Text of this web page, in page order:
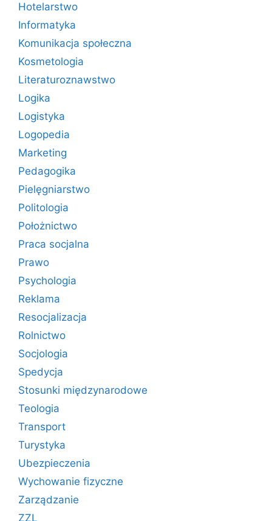
Hotelarstwo
Informatyka
Komunikacja społeczna
Kosmetologia
Literaturoznawstwo
Logika
Logistyka
Logopedia
Marketing
Pedagogika
Pielęgniarstwo
Politologia
Położnictwo
Praca socjalna
Prawo
Psychologia
Reklama
Resocjalizacja
Rolnictwo
Socjologia
Spedycja
Stosunki międzynarodowe
Teologia
Transport
Turystyka
Ubezpieczenia
Wychowanie fizyczne
Zarządzanie
ZZL